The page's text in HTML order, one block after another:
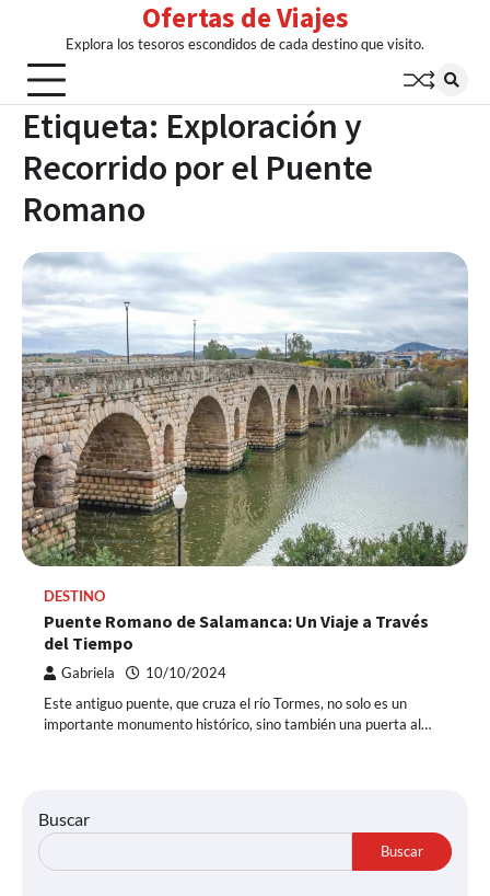
content
Ofertas de Viajes
Explora los tesoros escondidos de cada destino que visito.
Etiqueta: Exploración y
Recorrido por el Puente
Romano
DESTINO
Puente Romano de Salamanca: Un Viaje a Través
del Tiempo
Gabriela 10/10/2024
Este antiguo puente, que cruza el río Tormes, no solo es un
importante monumento histórico, sino también una puerta al…
Buscar
Buscar